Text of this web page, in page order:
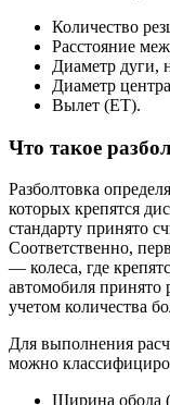
Количество
Расстояние
Диаметр дуги,
Диаметр
Вылет (ЕТ).
Что такое
Разболтовка
которых крепятся
стандарту принято
Соответственно,
— колеса, где
автомобиля принято
учетом количества
Для выполнения
можно
Ширина обода